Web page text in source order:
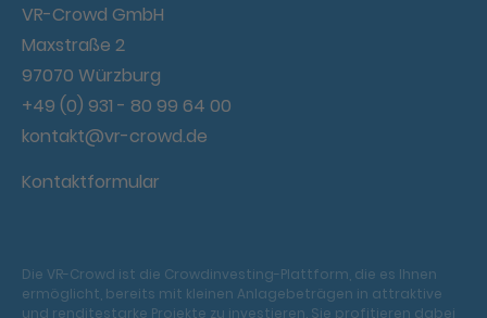
VR-Crowd GmbH
Maxstraße 2
97070 Würzburg
+49 (0) 931 - 80 99 64 00
kontakt@vr-crowd.de
Kontaktformular
Die VR-Crowd ist die Crowdinvesting-Plattform, die es Ihnen
ermöglicht, bereits mit kleinen Anlagebeträgen in attraktive
und renditestarke Projekte zu investieren. Sie profitieren dabei